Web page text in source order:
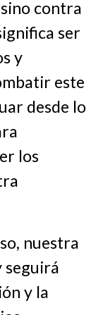
contra
ser
y
este
desde lo
los
nuestra
seguirá
y la